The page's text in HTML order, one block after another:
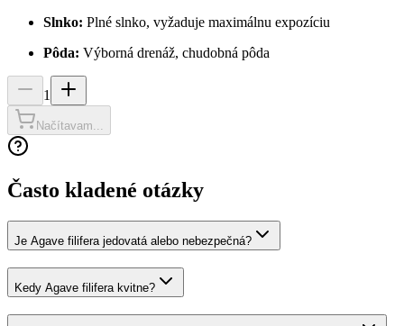
Slnko: Plné slnko, vyžaduje maximálnu expozíciu
Pôda: Výborná drenáž, chudobná pôda
1
Načítavam...
Často kladené otázky
Je Agave filifera jedovatá alebo nebezpečná?
Kedy Agave filifera kvitne?